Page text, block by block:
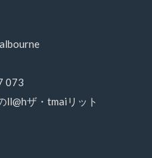
073
ll@hザ・tmaiリット